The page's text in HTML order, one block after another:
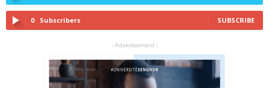
0 Subscribers SUBSCRIBE
- Advertisement -